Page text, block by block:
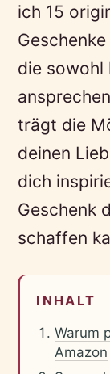
ich 15
die sowohl
trägt die
deinen
dich
Geschenk
schaffen
INHALT
Warum
Amazon